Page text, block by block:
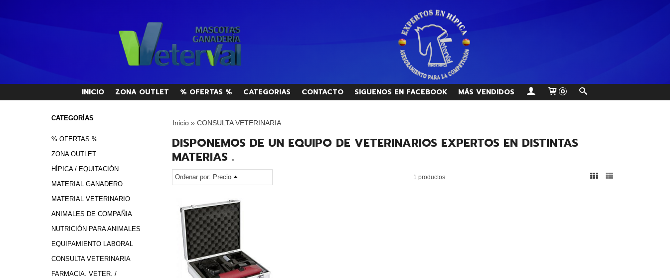
INICIO ZONA OUTLET % OFERTAS % CATEGORIAS CONTACTO SIGUENOS EN FACEBOOK MÁS VENDIDOS 0
CATEGORÍAS
% OFERTAS %
ZONA OUTLET
HÍPICA / EQUITACIÓN
MATERIAL GANADERO
MATERIAL VETERINARIO
ANIMALES DE COMPAÑIA
NUTRICIÓN PARA ANIMALES
EQUIPAMIENTO LABORAL
CONSULTA VETERINARIA
FARMACIA. VETER. /
Inicio» CONSULTA VETERINARIA
DISPONEMOS DE UN EQUIPO DE VETERINARIOS EXPERTOS EN DISTINTAS
MATERIAS .
Ordenar por: Precio 1 productos